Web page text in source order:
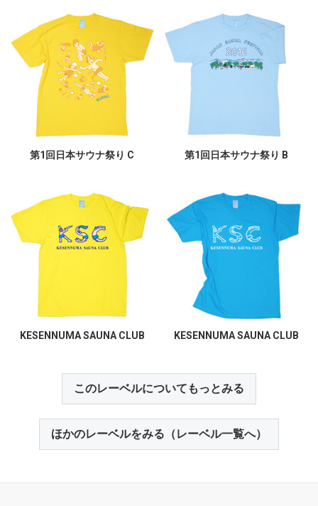
第1回日本サウナ祭り C 第1回日本サウナ祭り B
KESENNUMA SAUNA CLUB KESENNUMA SAUNA CLUB
このレーベルについてもっとみる
ほかのレーベルをみる（レーベル一覧へ）